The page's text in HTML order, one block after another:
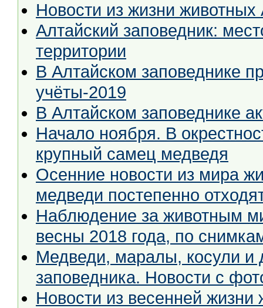
Новости из жизни животных
Алтайский заповедник:
территории
В Алтайском заповеднике
учёты-2019
В Алтайском заповеднике
Начало ноября. В
крупный самец медведя
Осенние новости из мира
медведи постепенно
Наблюдение за животным
весны 2018 года, по
Медведи, маралы, косули и
заповедника. Новости с
Новости из весенней жизни